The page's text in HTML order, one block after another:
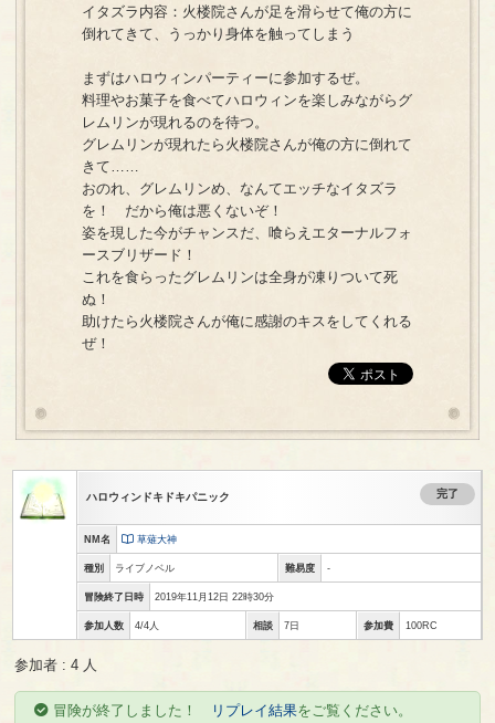
イタズラ内容：火楼院さんが足を滑らせて俺の方に
倒れてきて、うっかり身体を触ってしまう
まずはハロウィンパーティーに参加するぜ。
料理やお菓子を食べてハロウィンを楽しみながらグ
レムリンが現れるのを待つ。
グレムリンが現れたら火楼院さんが俺の方に倒れて
きて……
おのれ、グレムリンめ、なんてエッチなイタズラ
を！ だから俺は悪くないぞ！
姿を現した今がチャンスだ、喰らえエターナルフォ
ースブリザード！
これを食らったグレムリンは全身が凍りついて死
ぬ！
助けたら火楼院さんが俺に感謝のキスをしてくれる
ぜ！
ハロウィンドキドキパニック 完了
NM名 草薙大神
種別 ライブノベル 難易度 -
冒険終了日時 2019年11月12日 22時30分
参加人数 4/4人 相談 7日 参加費 100RC
参加者 : 4 人
冒険が終了しました！ リプレイ結果をご覧ください。